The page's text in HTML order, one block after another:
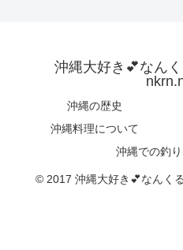
沖縄大好き💕なん
沖縄の歴史
沖縄料理について
沖縄での釣
© 2017 沖縄大好き💕なんく